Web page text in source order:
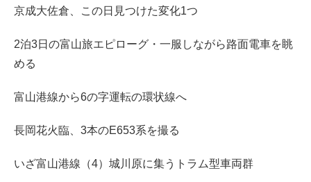
京成大佐倉、この日見つけた変化1つ
2泊3日の富山旅エピローグ・一服しながら路面電車を眺
める
富山港線から6の字運転の環状線へ
長岡花火臨、3本のE653系を撮る
いざ富山港線（4）城川原に集うトラム型車両群